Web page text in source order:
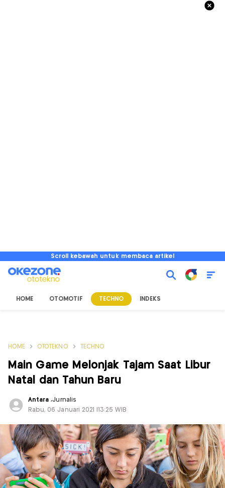
Scroll kebawah untuk membaca artikel
HOME OTOMOTIF TECHNO INDEKS
HOME OTOTEKNO TECHNO
Main Game Melonjak Tajam Saat Libur
Natal dan Tahun Baru
Antara,Jurnalis
Rabu, 06 Januari 2021 |13:25 WIB